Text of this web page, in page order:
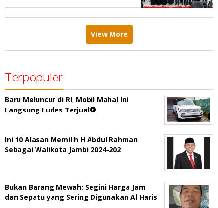
View More
Terpopuler
Baru Meluncur di RI, Mobil Mahal Ini
Langsung Ludes Terjual
Ini 10 Alasan Memilih H Abdul Rahman
Sebagai Walikota Jambi 2024-202
Bukan Barang Mewah: Segini Harga Jam
dan Sepatu yang Sering Digunakan Al Haris